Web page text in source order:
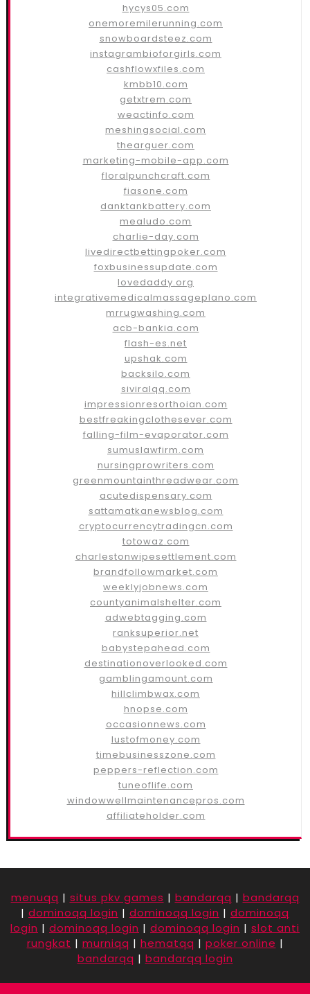
hycys05.com
onemoremilerunning.com
snowboardsteez.com
instagrambioforgirls.com
cashflowxfiles.com
kmbb10.com
getxtrem.com
weactinfo.com
meshingsocial.com
thearguer.com
marketing-mobile-app.com
floralpunchcraft.com
fiasone.com
danktankbattery.com
mealudo.com
charlie-day.com
livedirectbettingpoker.com
foxbusinessupdate.com
lovedaddy.org
integrativemedicalmassageplano.com
mrrugwashing.com
acb-bankia.com
flash-es.net
upshak.com
backsilo.com
siviralqq.com
impressionresorthoian.com
bestfreakingclothesever.com
falling-film-evaporator.com
sumuslawfirm.com
nursingprowriters.com
greenmountainthreadwear.com
acutedispensary.com
sattamatkanewsblog.com
cryptocurrencytradingcn.com
totowaz.com
charlestonwipesettlement.com
brandfollowmarket.com
weeklyjobnews.com
countyanimalshelter.com
adwebtagging.com
ranksuperior.net
babystepahead.com
destinationoverlooked.com
gamblingamount.com
hillclimbwax.com
hnopse.com
occasionnews.com
lustofmoney.com
timebusinesszone.com
peppers-reflection.com
tuneoflife.com
windowwellmaintenancepros.com
affiliateholder.com
menuqq | situs pkv games | bandarqq | bandarqq
| dominoqq login | dominoqq login | dominoqq
login | dominoqq login | dominoqq login | slot anti
rungkat | murniqq | hematqq | poker online |
bandarqq | bandarqq login